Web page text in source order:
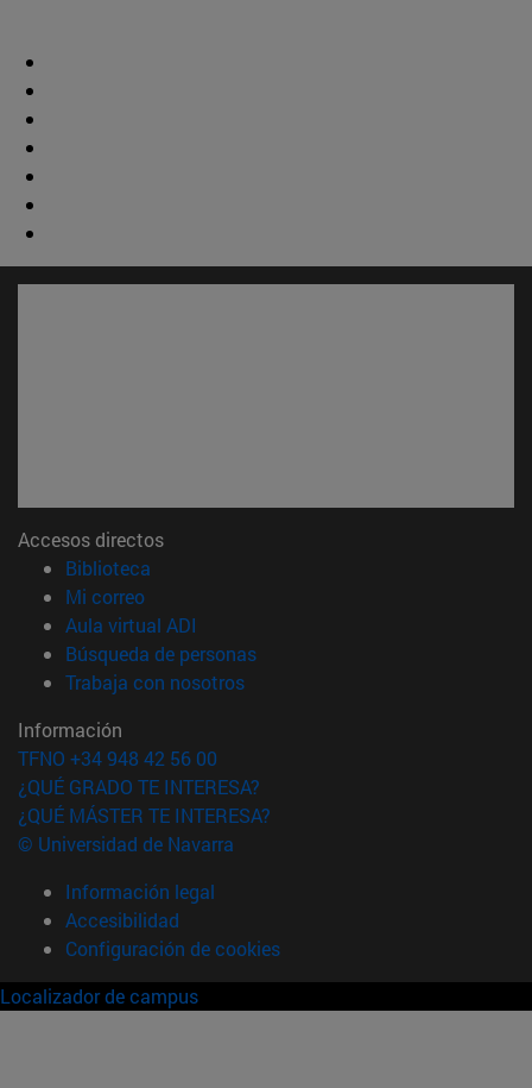
Accesos directos
Biblioteca
Mi correo(abre en nueva ventana)
Aula virtual ADI
Búsqueda de personas(abre en nueva ventana)
Trabaja con nosotros(abre en nueva ventana)
Información
TFNO +34 948 42 56 00
¿QUÉ GRADO TE INTERESA?
¿QUÉ MÁSTER TE INTERESA?
© Universidad de Navarra
Información legal
Accesibilidad
Configuración de cookies
Localizador de campus